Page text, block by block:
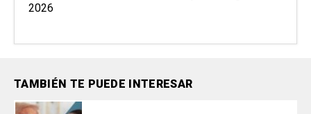
2026
TAMBIÉN TE PUEDE INTERESAR